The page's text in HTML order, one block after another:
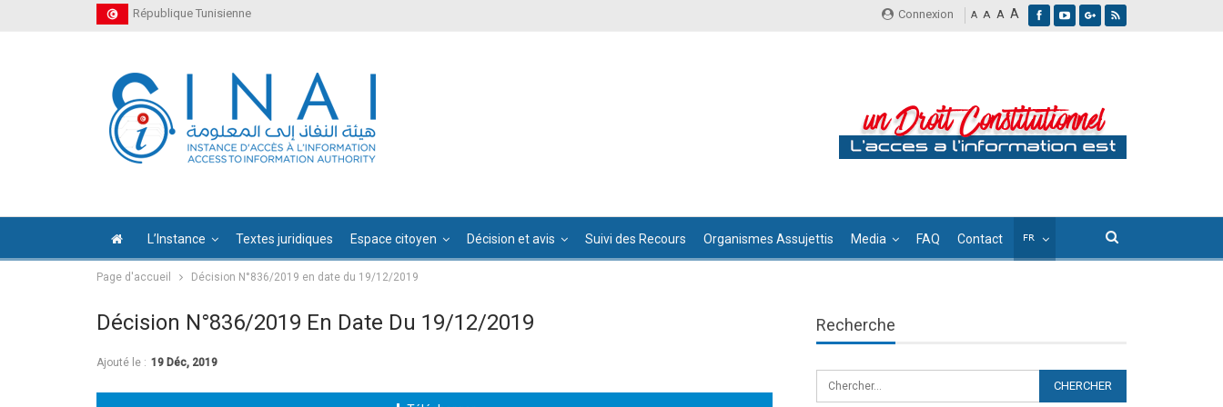
Connexion A A A A
République Tunisienne
L’Instance Textes juridiques Espace citoyen Décision et avis Suivi des Recours Organismes Assujettis Media FAQ Contact
Page d'accueil Décision N°836/2019 en date du 19/12/2019
Décision N°836/2019 En Date Du 19/12/2019
Ajouté le : 19 Déc, 2019
Recherche